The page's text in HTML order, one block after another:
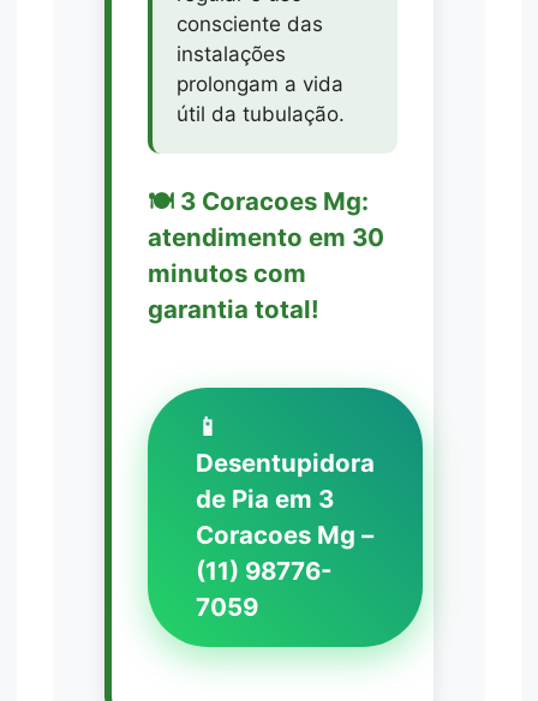
consciente das
instalações
prolongam a vida
útil da tubulação.
🍽️ 3 Coracoes Mg:
atendimento em 30
minutos com
garantia total!
📱
Desentupidora
de Pia em 3
Coracoes Mg –
(11) 98776-
7059